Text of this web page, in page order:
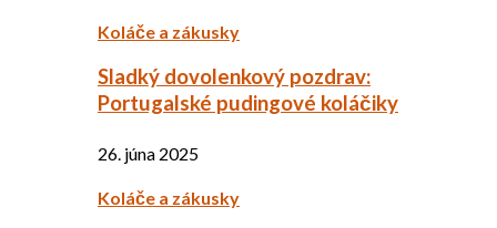
Koláče a zákusky
Sladký dovolenkový pozdrav:
Portugalské pudingové koláčiky
26. júna 2025
Koláče a zákusky